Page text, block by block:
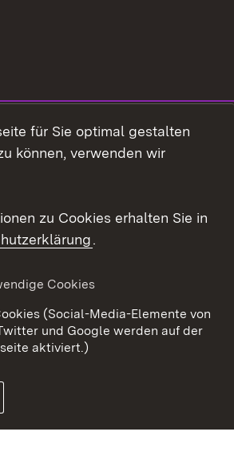
Impressum
für Sie optimal gestalten
können, verwenden wir
zu Cookies erhalten Sie in
.
Cookies
(Social-Media-Elemente von
und Google werden auf der
aktiviert.)